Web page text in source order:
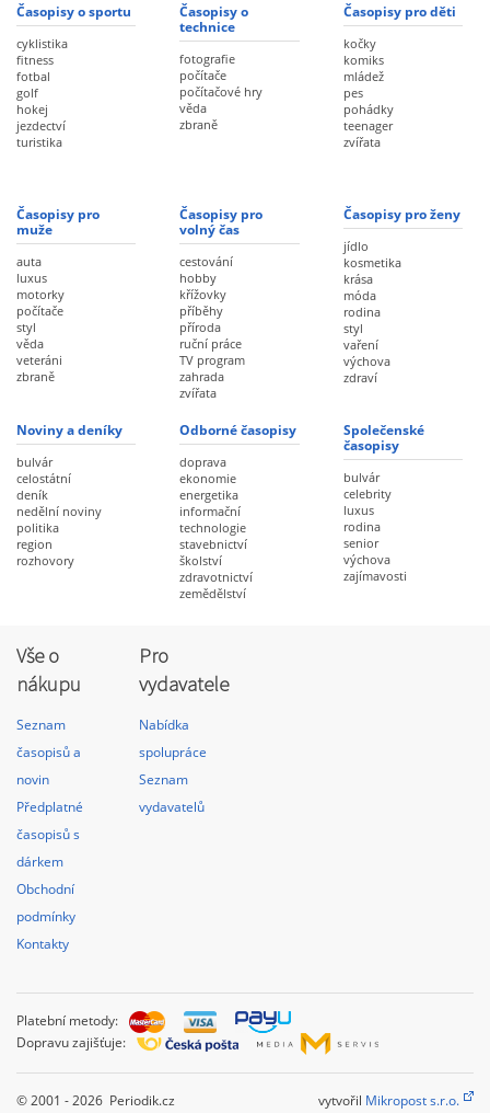
Časopisy o sportu
cyklistika
fitness
fotbal
golf
hokej
jezdectví
turistika
Časopisy o
technice
fotografie
počítače
počítačové hry
věda
zbraně
Časopisy pro děti
kočky
komiks
mládež
pes
pohádky
teenager
zvířata
Časopisy pro
muže
auta
luxus
motorky
počítače
styl
věda
veteráni
zbraně
Časopisy pro
volný čas
cestování
hobby
křížovky
příběhy
příroda
ruční práce
TV program
zahrada
zvířata
Časopisy pro ženy
jídlo
kosmetika
krása
móda
rodina
styl
vaření
výchova
zdraví
Noviny a deníky
bulvár
celostátní
deník
nedělní noviny
politika
region
rozhovory
Odborné časopisy
doprava
ekonomie
energetika
informační
technologie
stavebnictví
školství
zdravotnictví
zemědělství
Společenské
časopisy
bulvár
celebrity
luxus
rodina
senior
výchova
zajímavosti
Vše o
nákupu
Seznam
časopisů a
novin
Předplatné
časopisů s
dárkem
Obchodní
podmínky
Kontakty
Pro
vydavatele
Nabídka
spolupráce
Seznam
vydavatelů
Platební metody:
Dopravu zajišťuje:
© 2001 - 2026 Periodik.cz vytvořil Mikropost s.r.o.